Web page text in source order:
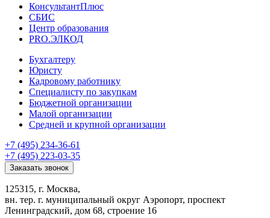
КонсультантПлюс
СБИС
Центр образования
PRO.ЭЛКОД
Бухгалтеру
Юристу
Кадровому работнику
Специалисту по закупкам
Бюджетной организации
Малой организации
Средней и крупной организации
+7 (495) 234-36-61
+7 (495) 223-03-35
Заказать звонок
125315, г. Москва,
вн. тер. г. муниципальный округ Аэропорт, проспект
Ленинградский, дом 68, строение 16